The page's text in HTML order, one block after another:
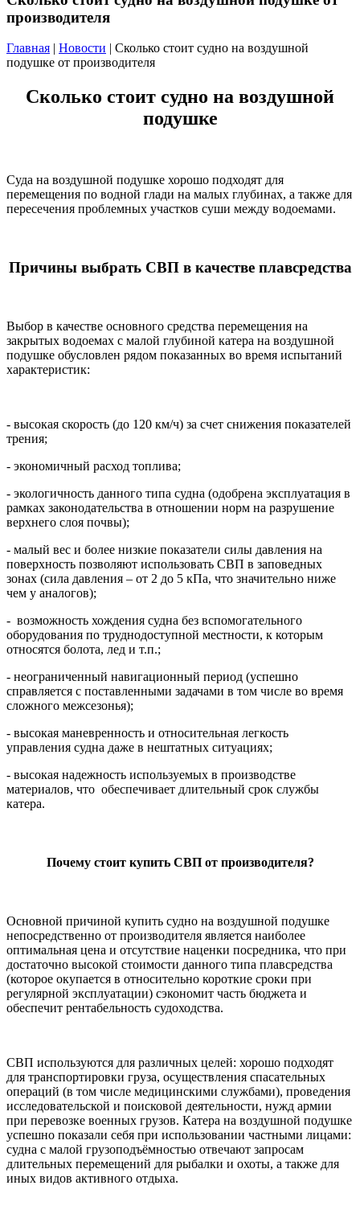
производителя
Главная | Новости | Сколько стоит судно на воздушной
подушке от производителя
Сколько стоит судно на воздушной
подушке
Суда на воздушной подушке хорошо подходят для
перемещения по водной глади на малых глубинах, а также для
пересечения проблемных участков суши между водоемами.
Причины выбрать СВП в качестве плавсредства
Выбор в качестве основного средства перемещения на
закрытых водоемах с малой глубиной катера на воздушной
подушке обусловлен рядом показанных во время испытаний
характеристик:
- высокая скорость (до 120 км/ч) за счет снижения показателей
трения;
- экономичный расход топлива;
- экологичность данного типа судна (одобрена эксплуатация в
рамках законодательства в отношении норм на разрушение
верхнего слоя почвы);
- малый вес и более низкие показатели силы давления на
поверхность позволяют использовать СВП в заповедных
зонах (сила давления – от 2 до 5 кПа, что значительно ниже
чем у аналогов);
- возможность хождения судна без вспомогательного
оборудования по труднодоступной местности, к которым
относятся болота, лед и т.п.;
- неограниченный навигационный период (успешно
справляется с поставленными задачами в том числе во время
сложного межсезонья);
- высокая маневренность и относительная легкость
управления судна даже в нештатных ситуациях;
- высокая надежность используемых в производстве
материалов, что обеспечивает длительный срок службы
катера.
Почему стоит купить СВП от производителя?
Основной причиной купить судно на воздушной подушке
непосредственно от производителя является наиболее
оптимальная цена и отсутствие наценки посредника, что при
достаточно высокой стоимости данного типа плавсредства
(которое окупается в относительно короткие сроки при
регулярной эксплуатации) сэкономит часть бюджета и
обеспечит рентабельность судоходства.
СВП используются для различных целей: хорошо подходят
для транспортировки груза, осуществления спасательных
операций (в том числе медицинскими службами), проведения
исследовательской и поисковой деятельности, нужд армии
при перевозке военных грузов. Катера на воздушной подушке
успешно показали себя при использовании частными лицами:
судна с малой грузоподъёмностью отвечают запросам
длительных перемещений для рыбалки и охоты, а также для
иных видов активного отдыха.